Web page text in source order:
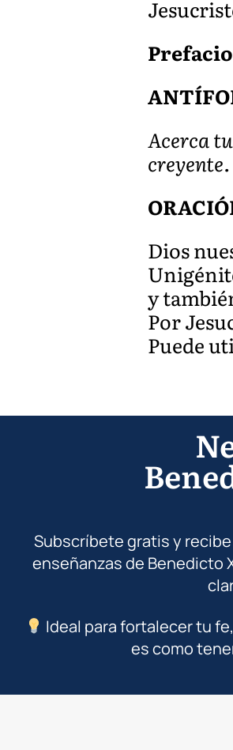
Prefacio
Acerca
creyente.
Dios
y
Por
Puede
Subscríbete gratis y
enseñanzas de Benedicto
Ideal para fortalecer tu
es como